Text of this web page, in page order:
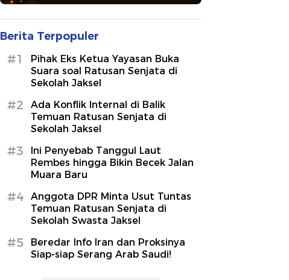
Berita Terpopuler
#1
Pihak Eks Ketua Yayasan Buka
Suara soal Ratusan Senjata di
Sekolah Jaksel
#2
Ada Konflik Internal di Balik
Temuan Ratusan Senjata di
Sekolah Jaksel
#3
Ini Penyebab Tanggul Laut
Rembes hingga Bikin Becek Jalan
Muara Baru
#4
Anggota DPR Minta Usut Tuntas
Temuan Ratusan Senjata di
Sekolah Swasta Jaksel
#5
Beredar Info Iran dan Proksinya
Siap-siap Serang Arab Saudi!